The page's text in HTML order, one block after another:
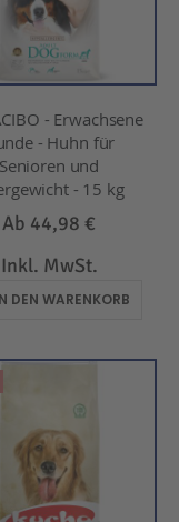
- Erwachsene
- Huhn für
Senioren und
- 15 kg
Ab 44,98 €
Inkl. MwSt.
DEN WARENKORB